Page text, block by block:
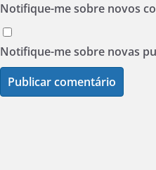
Notifique-me sobre novos
Notifique-me sobre novas